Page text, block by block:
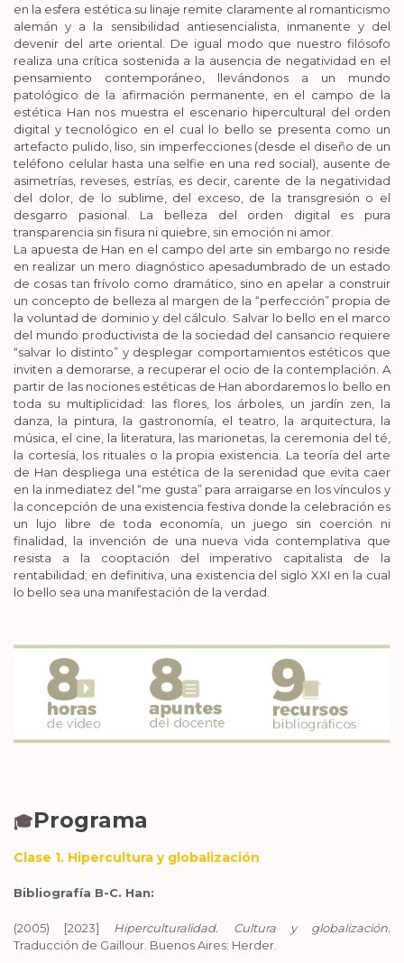
en la esfera estética su linaje remite claramente al romanticismo
alemán y a la sensibilidad antiesencialista, inmanente y del
devenir del arte oriental. De igual modo que nuestro filósofo
realiza una crítica sostenida a la ausencia de negatividad en el
pensamiento contemporáneo, llevándonos a un mundo
patológico de la afirmación permanente, en el campo de la
estética Han nos muestra el escenario hipercultural del orden
digital y tecnológico en el cual lo bello se presenta como un
artefacto pulido, liso, sin imperfecciones (desde el diseño de un
teléfono celular hasta una selfie en una red social), ausente de
asimetrías, reveses, estrías, es decir, carente de la negatividad
del dolor, de lo sublime, del exceso, de la transgresión o el
desgarro pasional. La belleza del orden digital es pura
transparencia sin fisura ni quiebre, sin emoción ni amor.
La apuesta de Han en el campo del arte sin embargo no reside
en realizar un mero diagnóstico apesadumbrado de un estado
de cosas tan frívolo como dramático, sino en apelar a construir
un concepto de belleza al margen de la “perfección” propia de
la voluntad de dominio y del cálculo. Salvar lo bello en el marco
del mundo productivista de la sociedad del cansancio requiere
“salvar lo distinto” y desplegar comportamientos estéticos que
inviten a demorarse, a recuperar el ocio de la contemplación. A
partir de las nociones estéticas de Han abordaremos lo bello en
toda su multiplicidad: las flores, los árboles, un jardín zen, la
danza, la pintura, la gastronomía, el teatro, la arquitectura, la
música, el cine, la literatura, las marionetas, la ceremonia del té,
la cortesía, los rituales o la propia existencia. La teoría del arte
de Han despliega una estética de la serenidad que evita caer
en la inmediatez del “me gusta” para arraigarse en los vínculos y
la concepción de una existencia festiva donde la celebración es
un lujo libre de toda economía, un juego sin coerción ni
finalidad, la invención de una nueva vida contemplativa que
resista a la cooptación del imperativo capitalista de la
rentabilidad; en definitiva, una existencia del siglo XXI en la cual
lo bello sea una manifestación de la verdad.
🎓Programa
Clase 1. Hipercultura y globalización
Bibliografía B-C. Han:
(2005) [2023] Hiperculturalidad. Cultura y globalización.
Traducción de Gaillour. Buenos Aires: Herder.